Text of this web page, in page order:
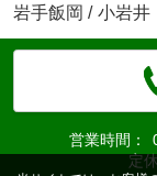
岩手飯岡 / 小岩井
営業時間：
定